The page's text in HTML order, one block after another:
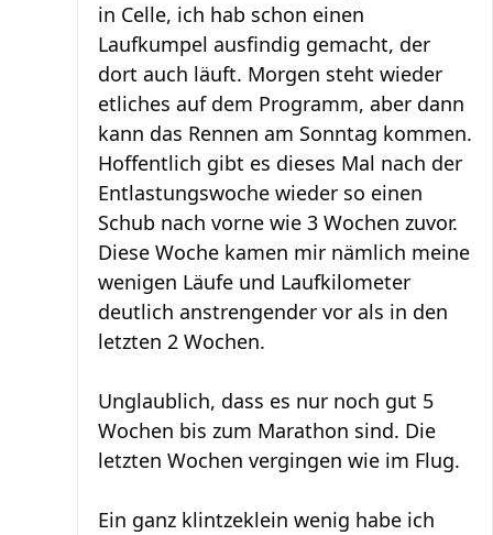
in Celle, ich hab schon einen
Laufkumpel ausfindig gemacht, der
dort auch läuft. Morgen steht wieder
etliches auf dem Programm, aber dann
kann das Rennen am Sonntag kommen.
Hoffentlich gibt es dieses Mal nach der
Entlastungswoche wieder so einen
Schub nach vorne wie 3 Wochen zuvor.
Diese Woche kamen mir nämlich meine
wenigen Läufe und Laufkilometer
deutlich anstrengender vor als in den
letzten 2 Wochen.
Unglaublich, dass es nur noch gut 5
Wochen bis zum Marathon sind. Die
letzten Wochen vergingen wie im Flug.
Ein ganz klintzeklein wenig habe ich